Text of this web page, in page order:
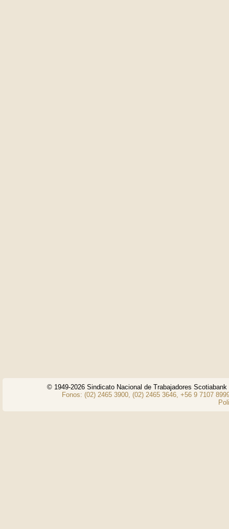
© 1949-2026 Sindicato Nacional de Trabajadores
Fonos: (02) 2465 3900, (02) 2465 3646, +56 9 7107